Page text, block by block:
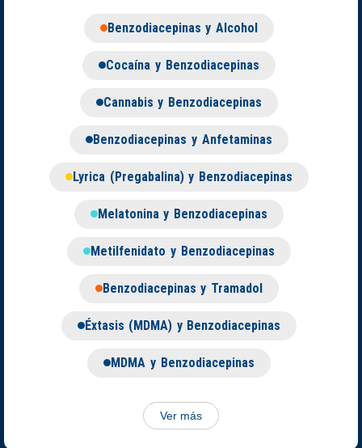
Benzodiacepinas y Alcohol
Cocaína y Benzodiacepinas
Cannabis y Benzodiacepinas
Benzodiacepinas y Anfetaminas
Lyrica (Pregabalina) y Benzodiacepinas
Melatonina y Benzodiacepinas
Metilfenidato y Benzodiacepinas
Benzodiacepinas y Tramadol
Éxtasis (MDMA) y Benzodiacepinas
MDMA y Benzodiacepinas
Ver más